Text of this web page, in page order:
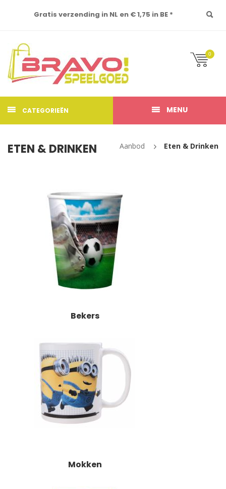
Gratis verzending in NL en € 1,75 in BE *
0
CATEGORIEËN MENU
ETEN & DRINKEN Aanbod Eten & Drinken
Bekers
Mokken